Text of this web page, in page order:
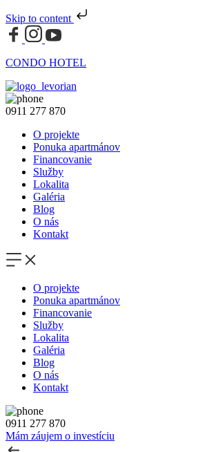
Skip to content
CONDO HOTEL
0911 277 870
O projekte
Ponuka apartmánov
Financovanie
Služby
Lokalita
Galéria
Blog
O nás
Kontakt
O projekte
Ponuka apartmánov
Financovanie
Služby
Lokalita
Galéria
Blog
O nás
Kontakt
0911 277 870
Mám záujem o investíciu